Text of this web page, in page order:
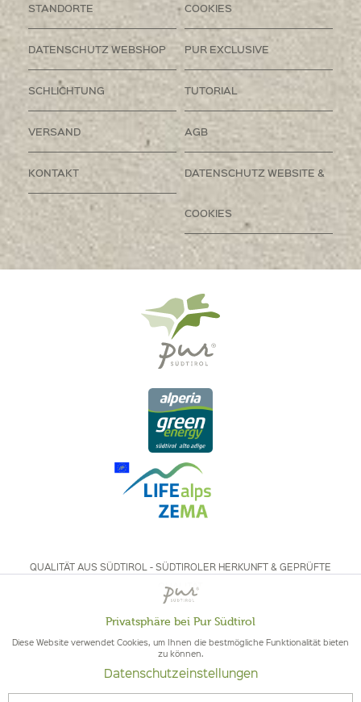
STANDORTE COOKIES
DATENSCHUTZ WEBSHOP PUR EXCLUSIVE
SCHLICHTUNG TUTORIAL
VERSAND AGB
KONTAKT DATENSCHUTZ WEBSITE &
COOKIES
QUALITÄT AUS SÜDTIROL - SÜDTIROLER HERKUNFT & GEPRÜFTE
QUALITÄT
Aktiv
Inaktiv
Privatsphäre bei Pur Südtirol
Diese Website verwendet Cookies, um Ihnen die bestmögliche Funktionalität bieten
zu können.
Datenschutzeinstellungen